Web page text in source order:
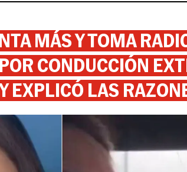
MÁS Y TOMA
CONDUCCIÓN
EXPLICÓ LAS